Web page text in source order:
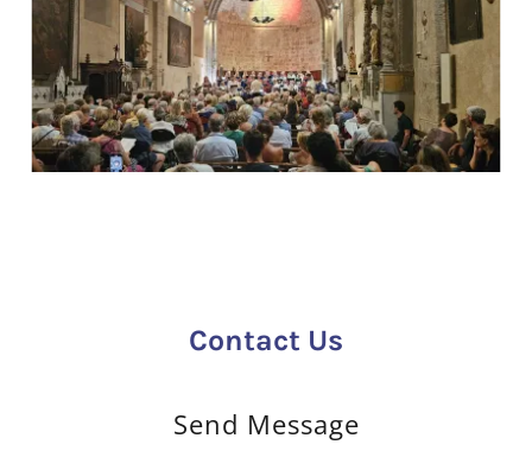
Contact Us
Send Message